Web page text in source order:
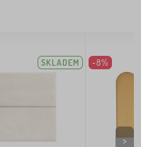
SKLADEM -8%
>